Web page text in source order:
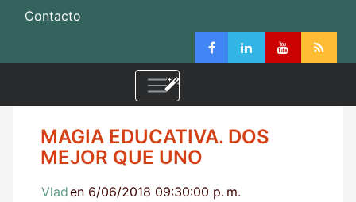
Contacto
MAGIA EDUCATIVA. DOS
MEJOR QUE UNO
Vladen 6/06/2018 09:30:00 p. m.